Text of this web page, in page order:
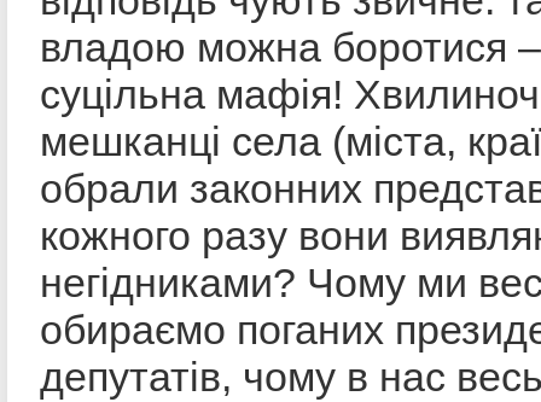
владою можна боротися
суцільна мафія!
мешканці села (міста,
обрали законних
кожного разу вони
негідниками? Чому ми
обираємо поганих
депутатів, чому в нас